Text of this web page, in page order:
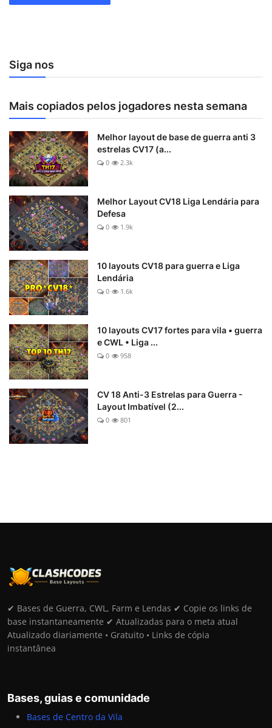
Siga nos
Mais copiados pelos jogadores nesta semana
Melhor layout de base de guerra anti 3
estrelas CV17 (a...
0 2.3k
Melhor Layout CV18 Liga Lendária para
Defesa
0 1.9k
10 layouts CV18 para guerra e Liga
Lendária
0 1.6k
10 layouts CV17 fortes para vila • guerra
e CWL • Liga ...
0 958
CV 18 Anti-3 Estrelas para Guerra -
Layout Imbatível (2...
0 801
✔ Bases de Guerra, CWL, Farm e Lendas ✔ Copie os links de
base instantaneamente ✔ Atualizadas para o meta atual
Atualizado diariamente • Gratuito • Links de cópia
instantânea
Bases, guias e comunidade
Bases de Centro da Vila